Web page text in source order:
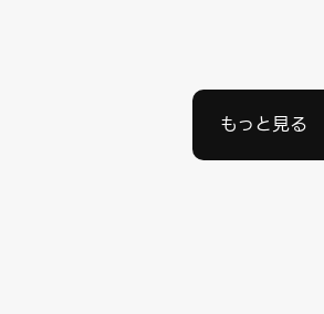
もっと見る